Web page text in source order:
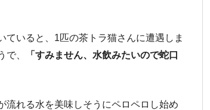
いると、1匹の茶トラ猫さんに遭遇しま
で、
「すみません、水飲みたいので蛇口
流れる水を美味しそうにペロペロし始め